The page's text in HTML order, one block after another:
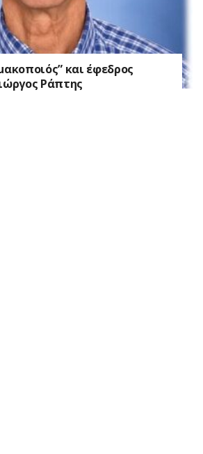
και έφεδρος
Ράπτης